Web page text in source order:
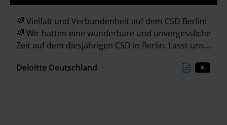
🌈 Vielfalt und Verbundenheit auf dem CSD Berlin!
🌈 Wir hatten eine wunderbare und unvergessliche
Zeit auf dem diesjährigen CSD in Berlin. Lasst uns
unseren Alltag nehmen und weiterhin Vielfalt &
Deloitte Deutschland